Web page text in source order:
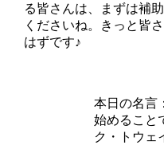
る皆さんは、まずは補
くださいね。きっと皆
はずです♪
本日の名言
始めること
ク・トウェ